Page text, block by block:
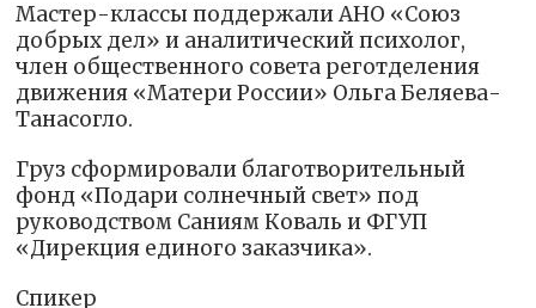
Мастер-классы поддержали АНО «Союз
добрых дел» и аналитический психолог,
член общественного совета реготделения
движения «Матери России» Ольга Беляева-
Танасогло.
Груз сформировали благотворительный
фонд «Подари солнечный свет» под
руководством Саниям Коваль и ФГУП
«Дирекция единого заказчика».
Спикер